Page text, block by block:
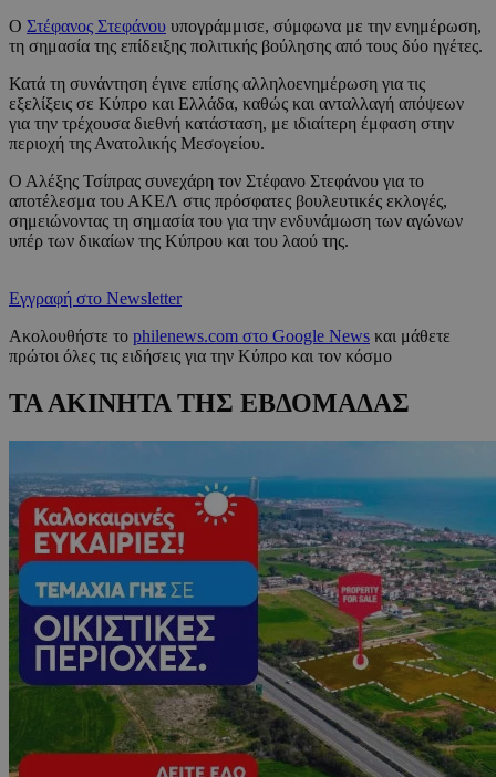
Ο Στέφανος Στεφάνου υπογράμμισε, σύμφωνα με την ενημέρωση,
τη σημασία της επίδειξης πολιτικής βούλησης από τους δύο ηγέτες.
Κατά τη συνάντηση έγινε επίσης αλληλοενημέρωση για τις
εξελίξεις σε Κύπρο και Ελλάδα, καθώς και ανταλλαγή απόψεων
για την τρέχουσα διεθνή κατάσταση, με ιδιαίτερη έμφαση στην
περιοχή της Ανατολικής Μεσογείου.
Ο Αλέξης Τσίπρας συνεχάρη τον Στέφανο Στεφάνου για το
αποτέλεσμα του ΑΚΕΛ στις πρόσφατες βουλευτικές εκλογές,
σημειώνοντας τη σημασία του για την ενδυνάμωση των αγώνων
υπέρ των δικαίων της Κύπρου και του λαού της.
Εγγραφή στο Newsletter
Ακολουθήστε το philenews.com στο Google News και μάθετε
πρώτοι όλες τις ειδήσεις για την Κύπρο και τον κόσμο
ΤΑ ΑΚΙΝΗΤΑ ΤΗΣ ΕΒΔΟΜΑΔΑΣ